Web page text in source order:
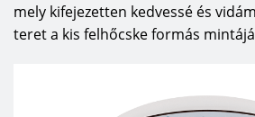
mely kifejezetten kedvessé és
teret a kis felhőcske formás